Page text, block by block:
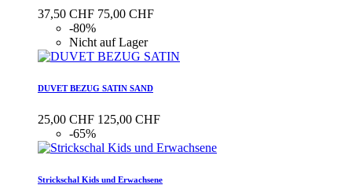
37,50 CHF 75,00 CHF
-80%
Nicht auf Lager
DUVET BEZUG SATIN SAND
25,00 CHF 125,00 CHF
-65%
Strickschal Kids und Erwachsene